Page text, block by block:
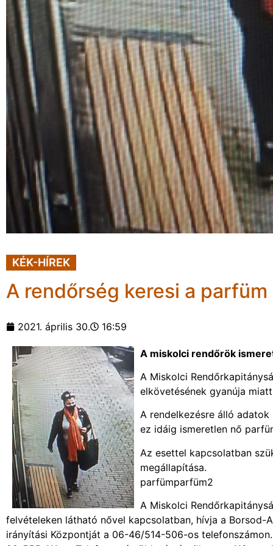
KÉK-HÍREK
A rendőrség keresi a
2021. április 30. 16:59
A miskolci rendőrök
A Miskolci
elkövetésének gyanúja
A rendelkezésre álló
ez idáig ismeretlen nő
Az esettel kapcsolatban
megállapítása.
parfümparfüm2
A Miskolci
felvételeken látható nővel kapcsolatban, hívja a Borsod-
irányítási Központját a 06-46/514-506-os